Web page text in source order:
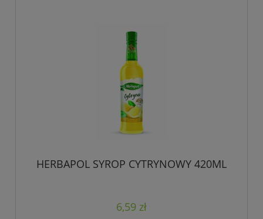
HERBAPOL SYROP CYTRYNOWY 420ML
6,59 zł